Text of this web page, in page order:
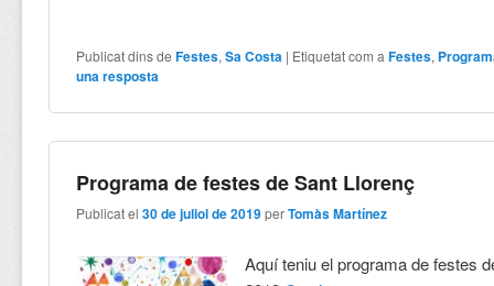
Publicat dins de Festes,Sa Costa | Etiquetat com a Festes,
una resposta
Programa de festes de Sant Llorenç
Publicat el30 de juliol de 2019 perTomàs Martínez
Aquí teniu el programa de festes